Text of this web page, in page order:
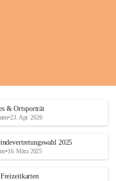
& Ortsporträt
•23. Apr. 2026
2025
•16. März 2025